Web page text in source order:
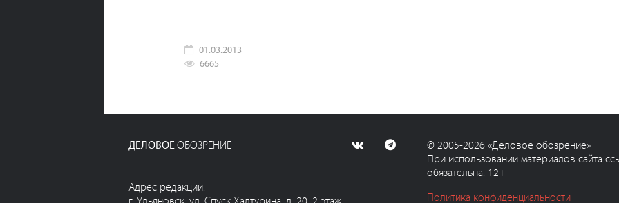
01.03.2013
6665
ДЕЛОВОЕОБОЗРЕНИЕ
Адрес редакции:
© 2005-2026 «Деловое обозрение»
При использовании материалов сайта
обязательна. 12+
Политика конфиденциальности